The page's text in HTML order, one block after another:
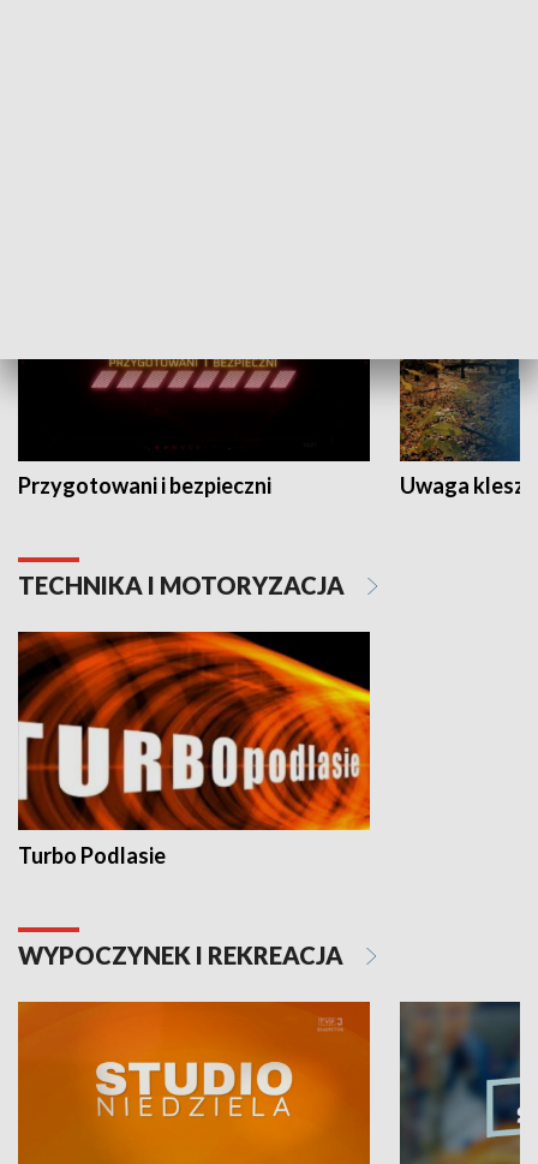
Przygotowani i bezpieczni Uwaga
TECHNIKA I MOTORYZACJA
Turbo Podlasie
WYPOCZYNEK I REKREACJA